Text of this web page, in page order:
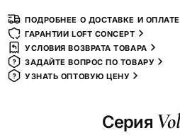
ПОДРОБНЕЕ О ДОСТАВКЕ И ОПЛАТЕ
ГАРАНТИИ LOFT CONCEPT
УСЛОВИЯ ВОЗВРАТА ТОВАРА
ЗАДАЙТЕ ВОПРОС ПО ТОВАРУ
УЗНАТЬ ОПТОВУЮ ЦЕНУ
Серия